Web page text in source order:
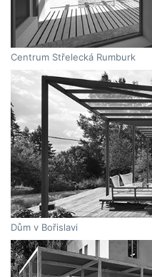
Centrum Střelecká Rumburk
Dům v Bořislavi